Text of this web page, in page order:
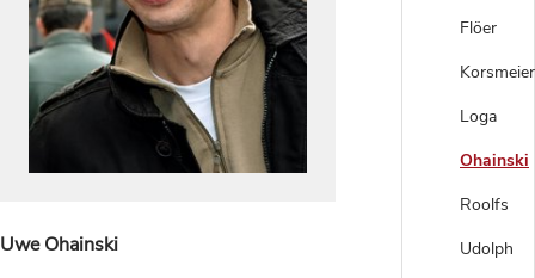
Flöer
Korsmeier
Loga
Ohainski
Roolfs
Udolph
Uwe Ohainski